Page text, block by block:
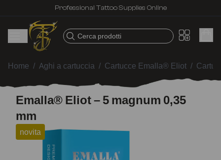
Professional Tattoo Supplies Online
Cerca prodotti
Home / Aghi a cartuccia / Cartucce Emalla® Eliot /
Emalla® Eliot – 5 magnum 0,35
mm
novita